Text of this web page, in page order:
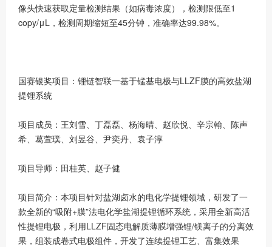
像头快速获取定量检测结果（如病毒浓度），检测限低至1
copy/μL，检测周期缩短至45分钟，准确率达99.98%。
国赛银奖项目：锂链智联一基于锰基电极与LLZF膜的高效盐湖
提锂系统
项目成员：王刘雪、丁磊磊、杨海晴、赵欣悦、辛宗翰、陈声
希、葛萱璞、刘昱谷、尹奕丹、袁子淳
项目导师：田桂英、赵子健
项目简介：本项目针对盐湖卤水的电化学提锂领域，研发了一
款全新的“吸附+膜”法电化学盐湖提锂循环系统，采用全新高活
性提锂电极，利用LLZF固态电解质薄膜增强锂/镁离子的分离效
果，组装成卷式电极组件，开发了连续提锂工艺、富集效果